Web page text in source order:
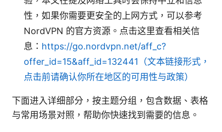
性，如果你需要更安全的上网方式，可以参考
NordVPN 的官方资源。点击这里查看相关信
息： https://go.nordvpn.net/aff_c?
offer_id=15&aff_id=132441（文本链接形式，
点击前请确认你所在地区的可用性与政策）
下面进入详细部分，按主题分组，包含数据、表格
与常用场景对照，帮助你快速找到需要的信息。